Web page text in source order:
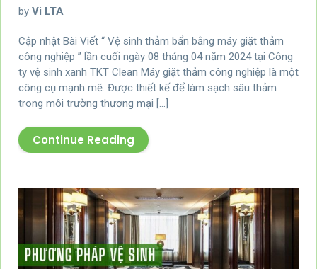
by Vi LTA
Cập nhật Bài Viết “ Vệ sinh thảm bẩn bằng máy giặt thảm
công nghiệp ” lần cuối ngày 08 tháng 04 năm 2024 tại Công
ty vệ sinh xanh TKT Clean Máy giặt thảm công nghiệp là một
công cụ mạnh mẽ. Được thiết kế để làm sạch sâu thảm
trong môi trường thương mại […]
Continue Reading